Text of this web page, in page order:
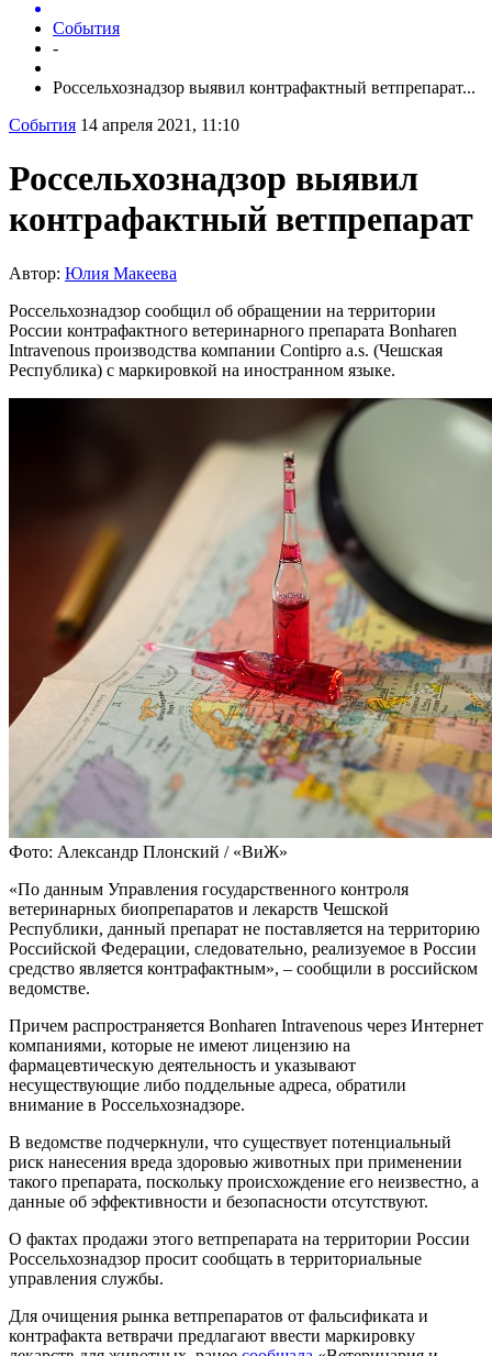
События
-
Россельхознадзор выявил контрафактный ветпрепарат...
События 14 апреля 2021, 11:10
Россельхознадзор выявил
контрафактный ветпрепарат
Автор: Юлия Макеева
Россельхознадзор сообщил об обращении на территории
России контрафактного ветеринарного препарата Bonharen
Intravenous производства компании Contipro a.s. (Чешская
Республика) с маркировкой на иностранном языке.
Фото: Александр Плонский / «ВиЖ»
«По данным Управления государственного контроля
ветеринарных биопрепаратов и лекарств Чешской
Республики, данный препарат не поставляется на территорию
Российской Федерации, следовательно, реализуемое в России
средство является контрафактным», – сообщили в российском
ведомстве.
Причем распространяется Bonharen Intravenous через Интернет
компаниями, которые не имеют лицензию на
фармацевтическую деятельность и указывают
несуществующие либо поддельные адреса, обратили
внимание в Россельхознадзоре.
В ведомстве подчеркнули, что существует потенциальный
риск нанесения вреда здоровью животных при применении
такого препарата, поскольку происхождение его неизвестно, а
данные об эффективности и безопасности отсутствуют.
О фактах продажи этого ветпрепарата на территории России
Россельхознадзор просит сообщать в территориальные
управления службы.
Для очищения рынка ветпрепаратов от фальсификата и
контрафакта ветврачи предлагают ввести маркировку